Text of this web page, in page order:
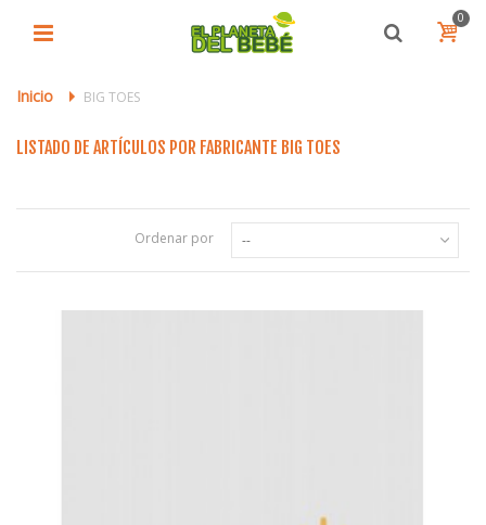
0
Inicio > BIG TOES
LISTADO DE ARTÍCULOS POR FABRICANTE BIG TOES
Ordenar por --